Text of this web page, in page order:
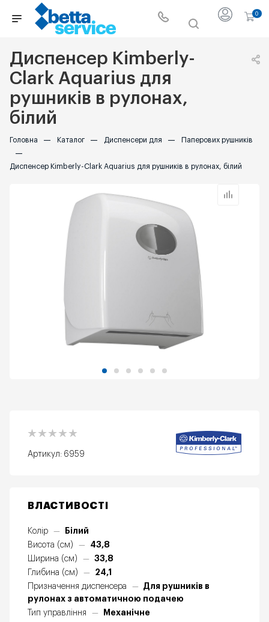
0
Диспенсер Kimberly-
Clark Aquarius для
рушників в рулонах,
білий
Головна — Каталог — Диспенсери для — Паперових рушників
—
Диспенсер Kimberly-Clark Aquarius для рушників в рулонах, білий
Артикул: 6959
ВЛАСТИВОСТІ
Колір —
Білий
Висота (см)
—
43,8
Ширина (см)
—
33,8
Глибина (см)
—
24,1
Призначення диспенсера
—
Для рушників в
рулонах з автоматичною подачею
Тип управління
— Механічне